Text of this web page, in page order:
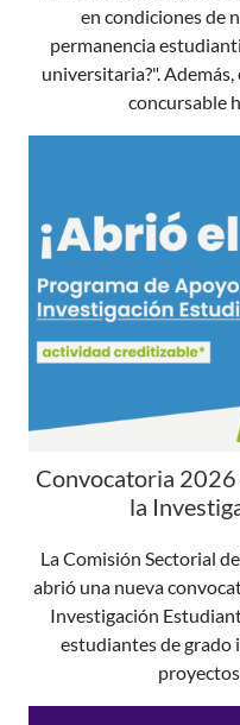
en condiciones de
permanencia
universitaria?".
concursable
Convocatoria 2026
la
La Comisión Sectorial
abrió una nueva
Investigación
estudiantes de grado